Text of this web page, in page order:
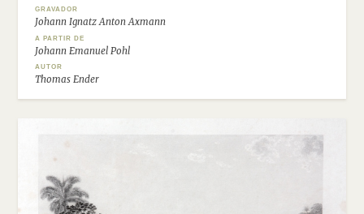
GRAVADOR
Johann Ignatz Anton Axmann
A PARTIR DE
Johann Emanuel Pohl
AUTOR
Thomas Ender